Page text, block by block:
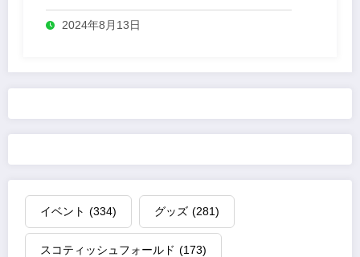
2024年8月13日
イベント (334) グッズ (281)
スコティッシュフォールド (173)